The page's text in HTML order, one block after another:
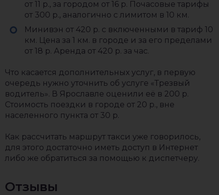
от 11 р., за городом от 16 р. Почасовые тарифы
от 300 р., аналогично с лимитом в 10 км.
Минивэн от 420 р. с включенными в тариф 10
км. Цена за 1 км. в городе и за его пределами
от 18 р. Аренда от 420 р. за час.
Что касается дополнительных услуг, в первую
очередь нужно уточнить об услуге «Трезвый
водитель». В Ярославле оценили её в 200 р.
Стоимость поездки в городе от 20 р., вне
населенного пункта от 30 р.
Как рассчитать маршрут такси уже говорилось,
для этого достаточно иметь доступ в Интернет
либо же обратиться за помощью к диспетчеру.
Отзывы